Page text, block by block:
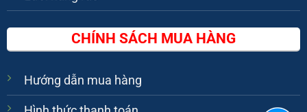
CHÍNH SÁCH MUA HÀNG
Hướng dẫn mua hàng